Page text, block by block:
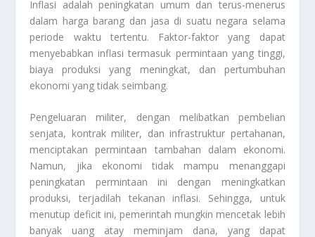
Inflasi adalah peningkatan umum dan terus-menerus
dalam harga barang dan jasa di suatu negara selama
periode waktu tertentu. Faktor-faktor yang dapat
menyebabkan inflasi termasuk permintaan yang tinggi,
biaya produksi yang meningkat, dan pertumbuhan
ekonomi yang tidak seimbang.
Pengeluaran militer, dengan melibatkan pembelian
senjata, kontrak militer, dan infrastruktur pertahanan,
menciptakan permintaan tambahan dalam ekonomi.
Namun, jika ekonomi tidak mampu menanggapi
peningkatan permintaan ini dengan meningkatkan
produksi, terjadilah tekanan inflasi. Sehingga, untuk
menutup deficit ini, pemerintah mungkin mencetak lebih
banyak uang atay meminjam dana, yang dapat